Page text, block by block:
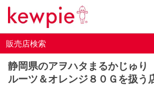
販売店検索
静岡県のアヲハタまるかじゅ
ルーツ＆オレンジ８０Ｇを扱う